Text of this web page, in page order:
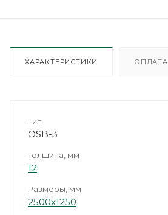
ХАРАКТЕРИСТИКИ ОПЛАТА
Тип
OSB-3
Толщина, мм
12
Размеры, мм
2500х1250